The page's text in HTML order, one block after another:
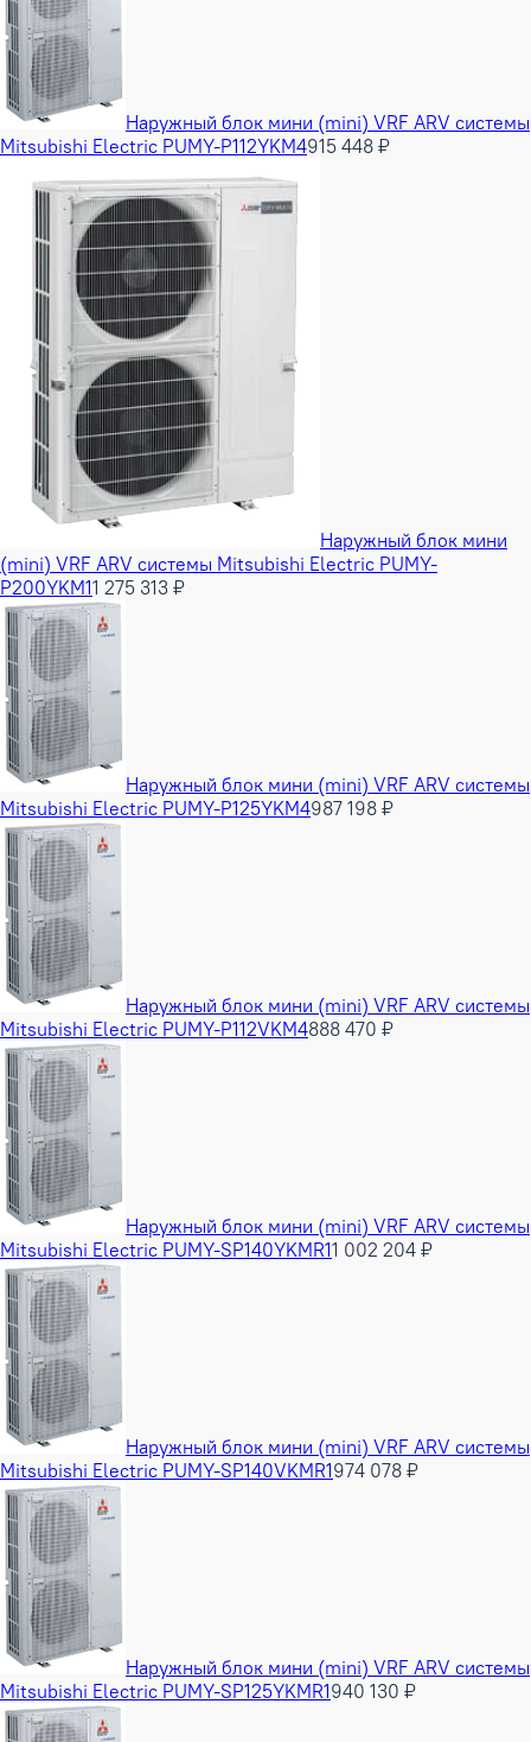
Наружный блок мини (mini) VRF ARV системы
Mitsubishi Electric PUMY-P112YKM4915 448 ₽
Наружный блок мини
(mini) VRF ARV системы Mitsubishi Electric PUMY-
P200YKM11 275 313 ₽
Наружный блок мини (mini) VRF ARV системы
Mitsubishi Electric PUMY-P125YKM4987 198 ₽
Наружный блок мини (mini) VRF ARV системы
Mitsubishi Electric PUMY-P112VKM4888 470 ₽
Наружный блок мини (mini) VRF ARV системы
Mitsubishi Electric PUMY-SP140YKMR11 002 204 ₽
Наружный блок мини (mini) VRF ARV системы
Mitsubishi Electric PUMY-SP140VKMR1974 078 ₽
Наружный блок мини (mini) VRF ARV системы
Mitsubishi Electric PUMY-SP125YKMR1940 130 ₽